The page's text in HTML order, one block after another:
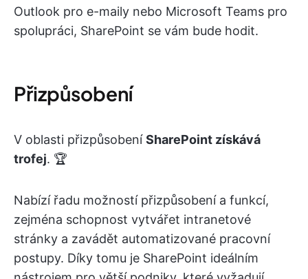
Outlook pro e-maily nebo Microsoft Teams pro
spolupráci, SharePoint se vám bude hodit.
Přizpůsobení
V oblasti přizpůsobeníSharePoint získává
trofej. 🏆
Nabízí řadu možností přizpůsobení a funkcí,
zejména schopnost vytvářet intranetové
stránky a zavádět automatizované pracovní
postupy. Díky tomu je SharePoint ideálním